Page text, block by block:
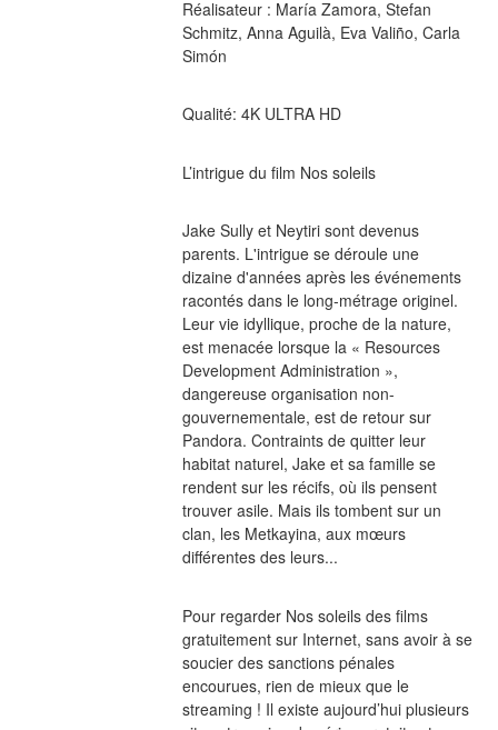
Réalisateur : María Zamora, Stefan
Schmitz, Anna Aguilà, Eva Valiño, Carla
Simón
Qualité: 4K ULTRA HD
L’intrigue du film Nos soleils
Jake Sully et Neytiri sont devenus
parents. L'intrigue se déroule une
dizaine d'années après les événements
racontés dans le long-métrage originel.
Leur vie idyllique, proche de la nature,
est menacée lorsque la « Resources
Development Administration »,
dangereuse organisation non-
gouvernementale, est de retour sur
Pandora. Contraints de quitter leur
habitat naturel, Jake et sa famille se
rendent sur les récifs, où ils pensent
trouver asile. Mais ils tombent sur un
clan, les Metkayina, aux mœurs
différentes des leurs...
Pour regarder Nos soleils des films
gratuitement sur Internet, sans avoir à se
soucier des sanctions pénales
encourues, rien de mieux que le
streaming ! Il existe aujourd’hui plusieurs